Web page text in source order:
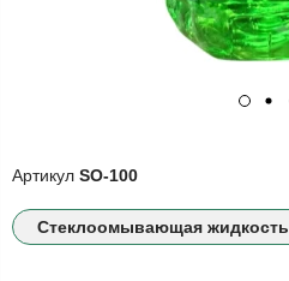
Артикул SO-100
Стеклоомывающая жидкость